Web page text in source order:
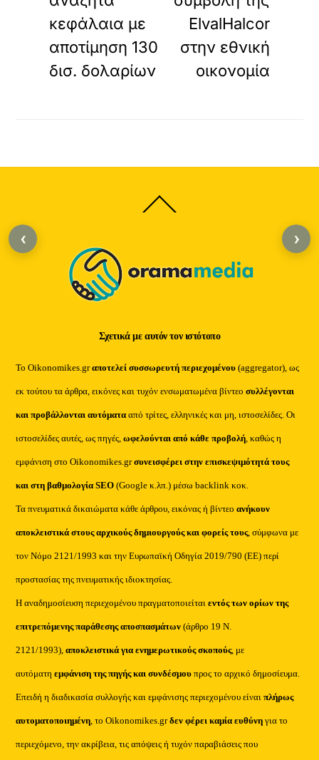
κεφάλαια με
αποτίμηση 130
δισ. δολαρίων
ElvalHalcor
στην εθνική
οικονομία
Back
To
Σχετικά με αυτόν τον ιστότοπο
Το Oikonomikes.grαποτελεί συσσωρευτή περιεχομένου (aggregator), ως
εκ τούτου τα άρθρα, εικόνες και τυχόν ενσωματωμένα βίντεοσυλλέγονται
και προβάλλονται αυτόματααπό τρίτες, ελληνικές και μη, ιστοσελίδες. Οι
ιστοσελίδες αυτές, ως πηγές,ωφελούνται από κάθε προβολή, καθώς η
εμφάνιση στο Oikonomikes.grσυνεισφέρει στην επισκεψιμότητά τους
και στη βαθμολογία SEO (Google κ.λπ.) μέσω backlink κοκ.
Τα πνευματικά δικαιώματα κάθε άρθρου, εικόνας ή βίντεοανήκουν
αποκλειστικά στους αρχικούς δημιουργούς και φορείς τους, σύμφωνα με
τον Νόμο 2121/1993 και την Ευρωπαϊκή Οδηγία 2019/790 (ΕΕ) περί
προστασίας της πνευματικής ιδιοκτησίας.
Η αναδημοσίευση περιεχομένου πραγματοποιείταιεντός των ορίων της
επιτρεπόμενης παράθεσης αποσπασμάτων (άρθρο 19 Ν.
2121/1993), αποκλειστικά για ενημερωτικούς σκοπούς, με
αυτόματηεμφάνιση της πηγής και συνδέσμου προς το αρχικό δημοσίευμα.
Επειδή η διαδικασία συλλογής και εμφάνισης περιεχομένου είναιπλήρως
αυτοματοποιημένη, το Oikonomikes.grδεν φέρει καμία ευθύνη για το
περιεχόμενο, την ακρίβεια, τις απόψεις ή τυχόν παραβιάσεις που
‹ ›